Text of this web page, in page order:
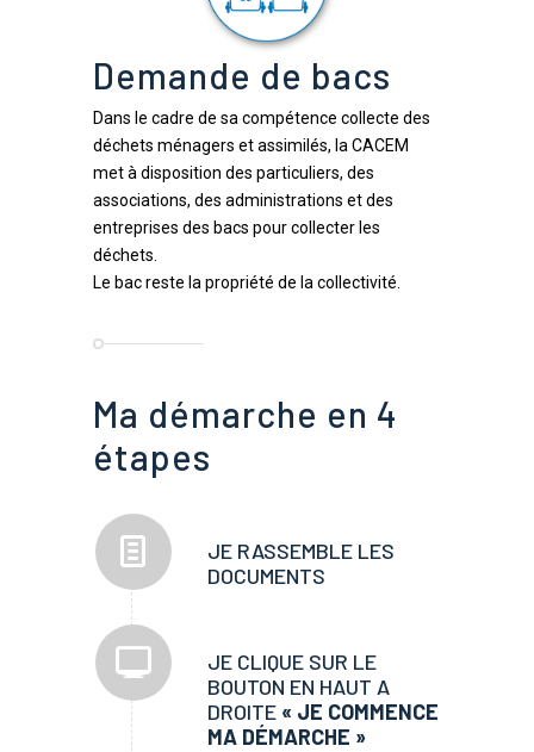
Demande de bacs
Dans le cadre de sa compétence collecte des
déchets ménagers et assimilés, la CACEM
met à disposition des particuliers, des
associations, des administrations et des
entreprises des bacs pour collecter les
déchets.
Le bac reste la propriété de la collectivité.
Ma démarche en 4
étapes
JE RASSEMBLE LES
DOCUMENTS
JE CLIQUE SUR LE
BOUTON EN HAUT A
DROITE « JE COMMENCE
MA DÉMARCHE »